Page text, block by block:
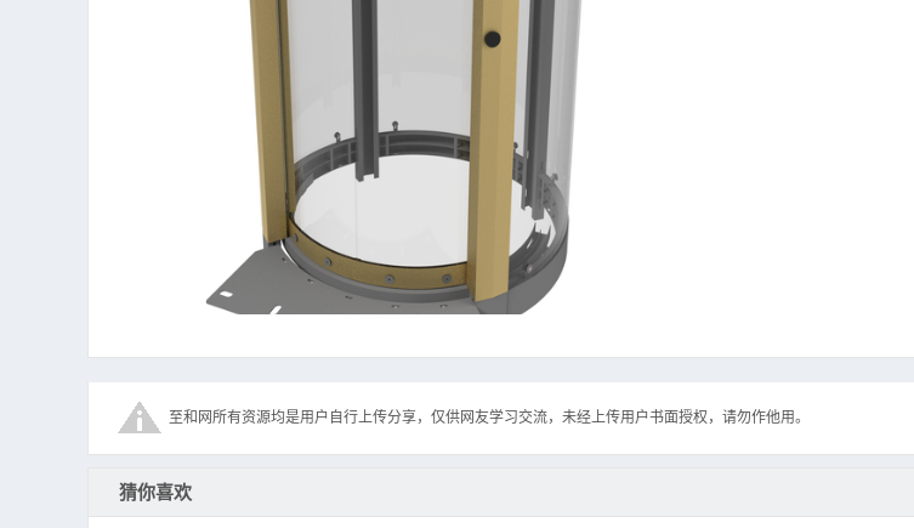
至和网所有资源均是用户自行上传分享，仅供网友学习交流，未经上传用户书面授权，请勿作他用。
猜你喜欢